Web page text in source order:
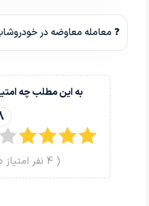
❓ معامله معاوضه در
به این مطلب چه
(
4 نفر امتیاز